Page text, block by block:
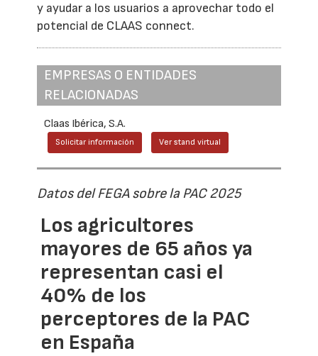
y ayudar a los usuarios a aprovechar todo el
potencial de CLAAS connect.
EMPRESAS O ENTIDADES
RELACIONADAS
Claas Ibérica, S.A.
Solicitar información Ver stand virtual
Datos del FEGA sobre la PAC 2025
Los agricultores
mayores de 65 años ya
representan casi el
40% de los
perceptores de la PAC
en España